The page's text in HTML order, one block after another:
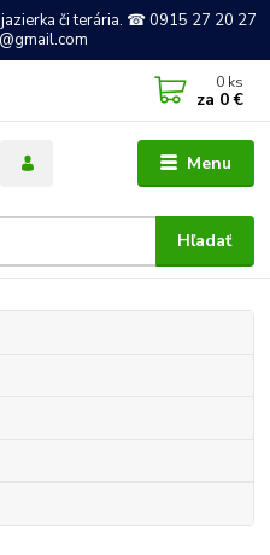
či terária. ☎ 0915 27 20 27
Menu
Hľadať
0 ks
za 0 €